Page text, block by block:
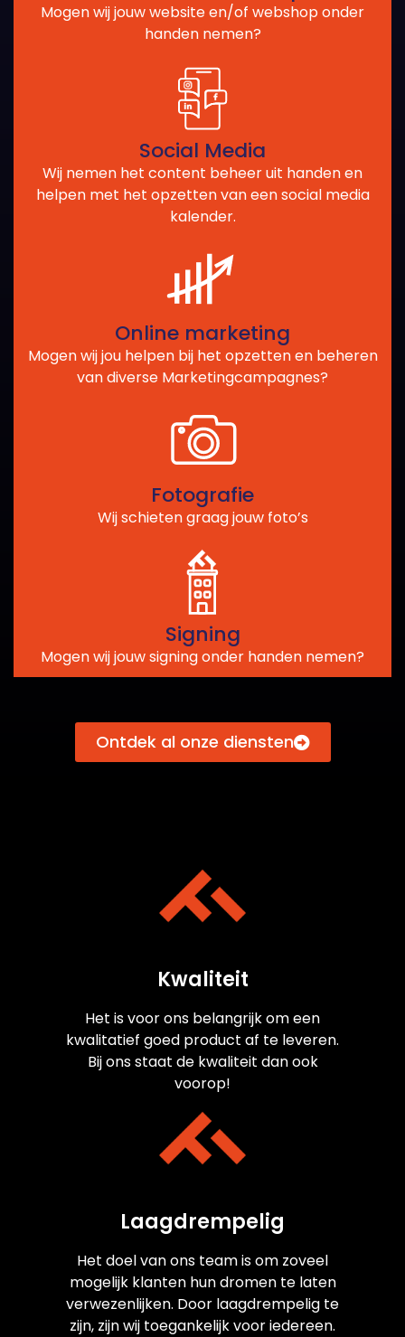
Mogen wij jouw website en/of webshop onder
handen nemen?
Social Media
Wij nemen het content beheer uit handen en
helpen met het opzetten van een social media
kalender.
Online marketing
Mogen wij jou helpen bij het opzetten en beheren
van diverse Marketingcampagnes?
Fotografie
Wij schieten graag jouw foto’s
Signing
Mogen wij jouw signing onder handen nemen?
Ontdek al onze diensten
Kwaliteit
Het is voor ons belangrijk om een
kwalitatief goed product af te leveren.
Bij ons staat de kwaliteit dan ook
voorop!
Laagdrempelig
Het doel van ons team is om zoveel
mogelijk klanten hun dromen te laten
verwezenlijken. Door laagdrempelig te
zijn, zijn wij toegankelijk voor iedereen.